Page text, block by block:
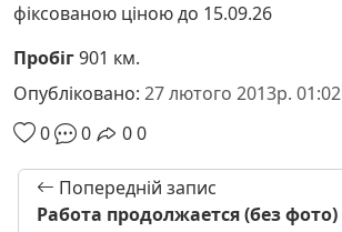
фіксованою ціною до 15.09.26
Пробіг901 км.
Опубліковано: 27 лютого 2013р. 01:02
0
0 00
Попередній запис
Работа продолжается (без фото)